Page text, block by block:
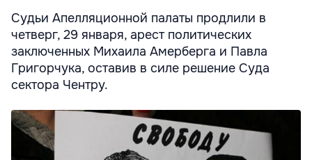
Судьи Апелляционной палаты продлили в
четверг, 29 января, арест политических
заключенных Михаила Амерберга и Павла
Григорчука, оставив в силе решение Суда
сектора Чентру.